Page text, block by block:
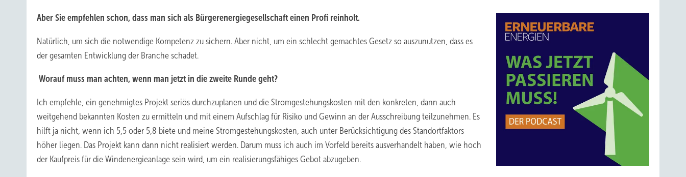
Aber Sie empfehlen schon, dass man sich als Bürgerenergiegesellschaft einen Profi reinholt.
Natürlich, um sich die notwendige Kompetenz zu sichern. Aber nicht, um ein schlecht gemachtes Gesetz so auszunutzen, dass es
der gesamten Entwicklung der Branche schadet.
Worauf muss man achten, wenn man jetzt in die zweite Runde geht?
Ich empfehle, ein genehmigtes Projekt seriös durchzuplanen und die Stromgestehungskosten mit den konkreten, dann auch
weitgehend bekannten Kosten zu ermitteln und mit einem Aufschlag für Risiko und Gewinn an der Ausschreibung teilzunehmen. Es
hilft ja nicht, wenn ich 5,5 oder 5,8 biete und meine Stromgestehungskosten, auch unter Berücksichtigung des Standortfaktors
höher liegen. Das Projekt kann dann nicht realisiert werden. Darum muss ich auch im Vorfeld bereits ausverhandelt haben, wie hoch
der Kaufpreis für die Windenergieanlage sein wird, um ein realisierungsfähiges Gebot abzugeben.